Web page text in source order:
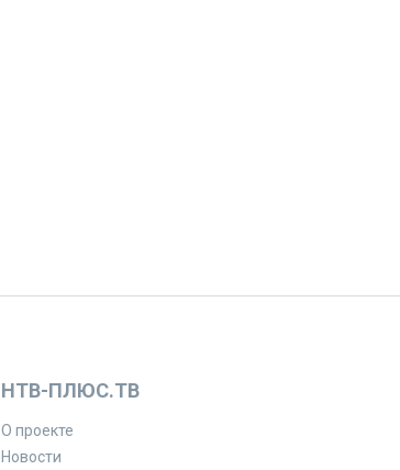
НТВ-ПЛЮС.ТВ
О проекте
Новости